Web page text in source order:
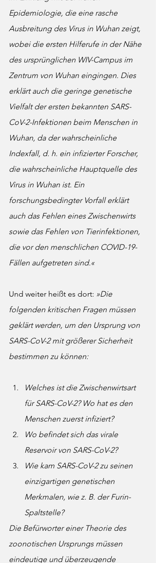
Epidemiologie, die eine rasche
Ausbreitung des Virus in Wuhan zeigt,
wobei die ersten Hilferufe in der Nähe
des ursprünglichen WIV-Campus im
Zentrum von Wuhan eingingen. Dies
erklärt auch die geringe genetische
Vielfalt der ersten bekannten SARS-
CoV-2-Infektionen beim Menschen in
Wuhan, da der wahrscheinliche
Indexfall, d. h. ein infizierter Forscher,
die wahrscheinliche Hauptquelle des
Virus in Wuhan ist. Ein
forschungsbedingter Vorfall erklärt
auch das Fehlen eines Zwischenwirts
sowie das Fehlen von Tierinfektionen,
die vor den menschlichen COVID-19-
Fällen aufgetreten sind.«
Und weiter heißt es dort: »Die
folgenden kritischen Fragen müssen
geklärt werden, um den Ursprung von
SARS-CoV-2 mit größerer Sicherheit
bestimmen zu können:
Welches ist die Zwischenwirtsart
für SARS-CoV-2? Wo hat es den
Menschen zuerst infiziert?
Wo befindet sich das virale
Reservoir von SARS-CoV-2?
Wie kam SARS-CoV-2 zu seinen
einzigartigen genetischen
Merkmalen, wie z. B. der Furin-
Spaltstelle?
Die Befürworter einer Theorie des
zoonotischen Ursprungs müssen
eindeutige und überzeugende